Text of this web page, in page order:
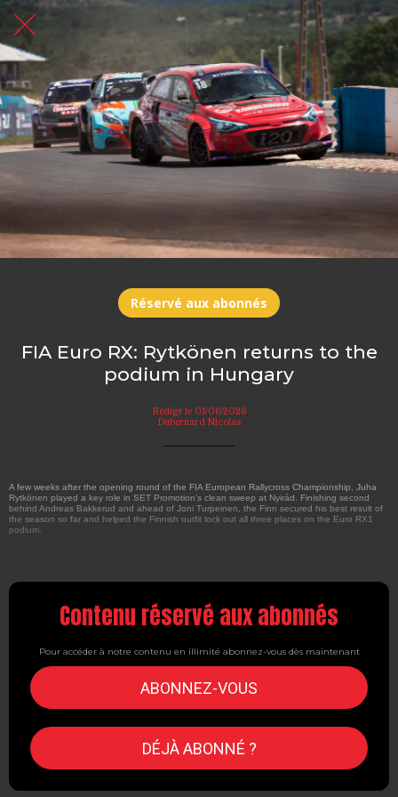
Réservé aux abonnés
FIA Euro RX: Rytkönen returns to the
podium in Hungary
Rédigé le 01/06/2026
Dubernard Nicolas
A few weeks after the opening round of the FIA European Rallycross Championship, Juha
Rytkönen played a key role in SET Promotion's clean sweep at Nyirád. Finishing second
behind Andreas Bakkerud and ahead of Joni Turpeinen, the Finn secured his best result of
the season so far and helped the Finnish outfit lock out all three places on the Euro RX1
podium.
Contenu réservé aux abonnés
Pour accéder à notre contenu en illimité abonnez-vous dès maintenant
ABONNEZ-VOUS
DÉJÀ ABONNÉ ?